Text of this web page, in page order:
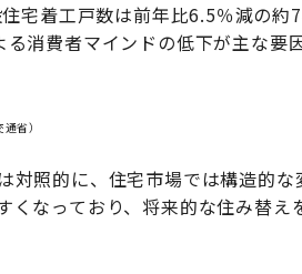
宅着工戸数は前年比6.5％減の
消費者マインドの低下が主な要
省）
対照的に、住宅市場では構造的
くなっており、将来的な住み替